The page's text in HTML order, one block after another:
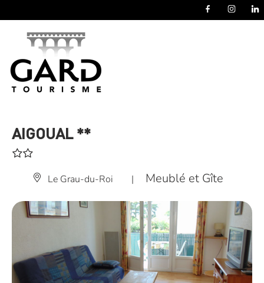
AIGOUAL **
Le Grau-du-Roi | Meublé et Gîte